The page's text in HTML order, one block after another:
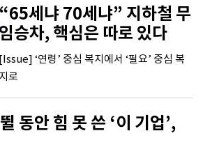
“65세냐 70세냐” 지하철 무
임승차, 핵심은 따로 있다
[Issue] ‘연령’ 중심 복지에서 ‘필요’ 중심 복
지로
동안 힘 못 쓴 ‘이 기업’,